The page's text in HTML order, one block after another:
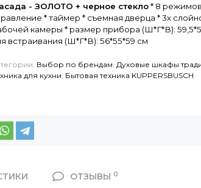
- ЗОЛОТО + черное стекло* 8
* таймер * съемная дверца * 3х
камеры * размер прибора (Ш*Г*В):
встраивания (Ш*Г*В): 56*55*59 см
Выбор по брендам, Духовые шкафы
для кухни, Бытовая техника KUPPERSBUSCH
ОТЗЫВЫ 0